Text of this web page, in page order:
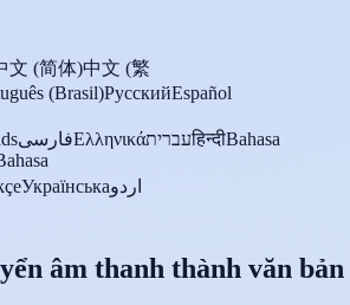
文 (简体)中文 (繁
(Brasil)РусскийEspañol
فارسیΕλληνικάעבריתहिन्दीBahasa
Українськаاردو
âm thanh thành văn bản